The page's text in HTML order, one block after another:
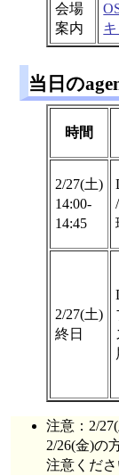
会場
案内
当日の
時間
2/27(土)
14:00-
14:45
2/27(土)
終日
注意：2/
2/26(金)の
注意くださ